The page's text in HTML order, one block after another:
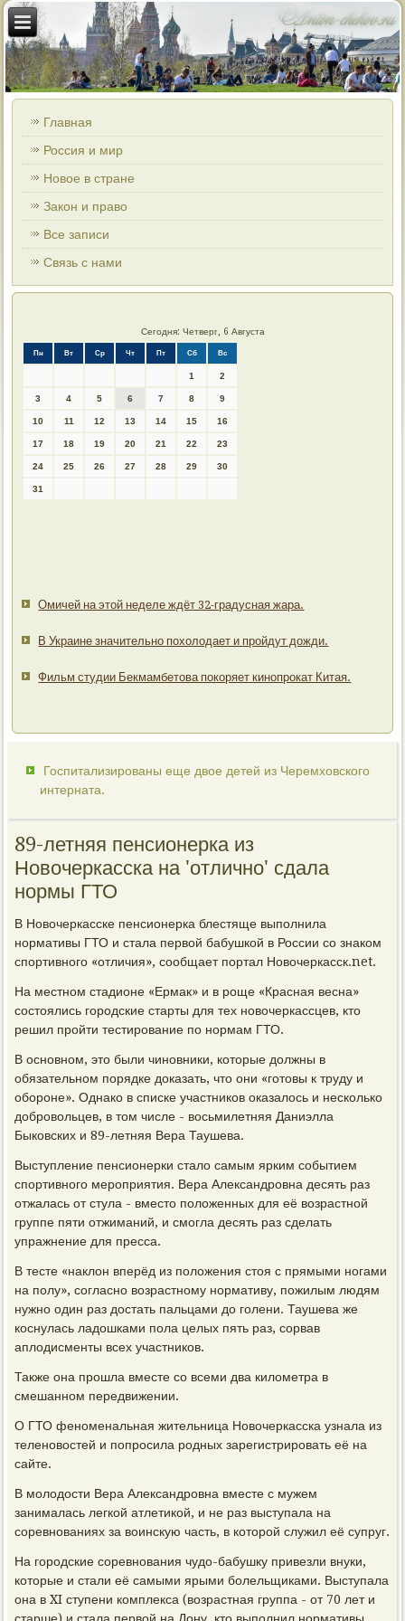
Главная
Россия и мир
Новое в стране
Закон и право
Все записи
Связь с нами
Сегодня: Четверг, 6 Августа
Пн Вт Ср Чт Пт Сб Вс
1 2
3 4 5 6 7 8 9
10 11 12 13 14 15 16
17 18 19 20 21 22 23
24 25 26 27 28 29 30
31
Омичей на этой неделе ждёт 32-градусная жара.
В Украине значительно похолодает и пройдут дожди.
Фильм студии Бекмамбетова покоряет кинопрокат Китая.
Госпитализированы еще двое детей из Черемховского
интерната.
89-летняя пенсионерка из
Новочеркасска на 'отлично' сдала
нормы ГТО
В Новочеркасске пенсионерка блестяще выполнила
нормативы ГТО и стала первой бабушкой в России со знаком
спортивного «отличия», сообщает портал Новочеркасск.net.
На местном стадионе «Ермак» и в роще «Красная весна»
состоялись городские старты для тех новочеркассцев, кто
решил пройти тестирование по нормам ГТО.
В основном, это были чиновники, которые должны в
обязательном порядке доказать, что они «готовы к труду и
обороне». Однако в списке участников оказалось и несколько
добровольцев, в том числе - восьмилетняя Даниэлла
Быковских и 89-летняя Вера Таушева.
Выступление пенсионерки стало самым ярким событием
спортивного мероприятия. Вера Александровна десять раз
отжалась от стула - вместо положенных для её возрастной
группе пяти отжиманий, и смогла десять раз сделать
упражнение для пресса.
В тесте «наклон вперёд из положения стоя с прямыми ногами
на полу», согласно возрастному нормативу, пожилым людям
нужно один раз достать пальцами до голени. Таушева же
коснулась ладошками пола целых пять раз, сорвав
аплодисменты всех участников.
Также она прошла вместе со всеми два километра в
смешанном передвижении.
О ГТО феноменальная жительница Новочеркасска узнала из
теленовостей и попросила родных зарегистрировать её на
сайте.
В молодости Вера Александровна вместе с мужем
занималась легкой атлетикой, и не раз выступала на
соревнованиях за воинскую часть, в которой служил её супруг.
На городские соревнования чудо-бабушку привезли внуки,
которые и стали её самыми ярыми болельщиками. Выступала
она в XI ступени комплекса (возрастная группа - от 70 лет и